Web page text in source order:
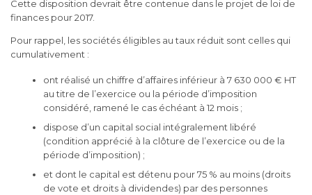
Cette disposition devrait être contenue dans le projet de loi de
finances pour 2017.
Pour rappel, les sociétés éligibles au taux réduit sont celles qui
cumulativement :
ont réalisé un chiffre d’affaires inférieur à 7 630 000 € HT
au titre de l’exercice ou la période d’imposition
considéré, ramené le cas échéant à 12 mois ;
dispose d’un capital social intégralement libéré
(condition apprécié à la clôture de l’exercice ou de la
période d’imposition) ;
et dont le capital est détenu pour 75 % au moins (droits
de vote et droits à dividendes) par des personnes